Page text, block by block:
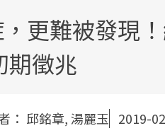
更難被發現
期徵兆
： 邱銘章, 湯麗玉 2019-